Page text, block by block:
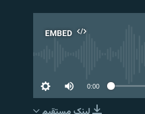
EMBED
0:00